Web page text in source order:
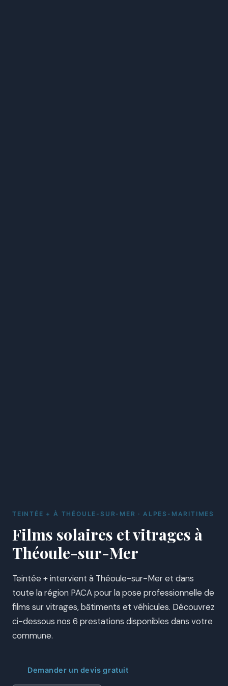
TEINTÉE + À THÉOULE-SUR-MER · ALPES-MARITIMES
Films solaires et vitrages à
Théoule-sur-Mer
Teintée + intervient à Théoule-sur-Mer et dans
toute la région PACA pour la pose professionnelle de
films sur vitrages, bâtiments et véhicules. Découvrez
ci-dessous nos 6 prestations disponibles dans votre
commune.
Demander un devis gratuit